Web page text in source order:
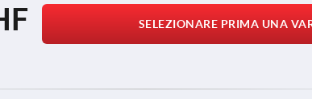
SELEZIONARE PRIMA UNA